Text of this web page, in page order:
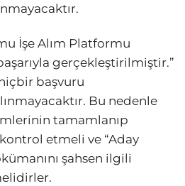
İşe Alım Platformu
gerçekleştirilmiştir.”
başvuru
Bu nedenle
tamamlanıp
etmeli ve “Aday
şahsen ilgili